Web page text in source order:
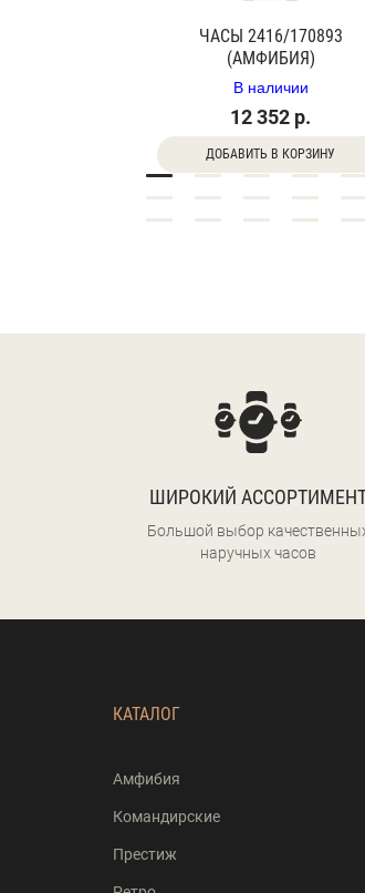
ЧАСЫ 2416/170893
(АМФИБИЯ)
В наличии
12 352 р.
ДОБАВИТЬ В КОРЗИНУ
ШИРОКИЙ
Большой выбор
наручных часов
КАТАЛОГ
Амфибия
Командирские
Престиж